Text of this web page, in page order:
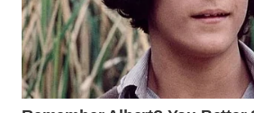
WN
SOLO
WN